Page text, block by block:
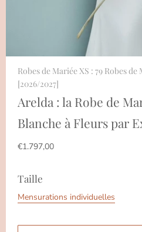
Robes de Mariée XS : 79 Robes
[2026/2027]
Arelda : la Robe de
Blanche à Fleurs par
€1.797,00
Taille
Mensurations individuelles